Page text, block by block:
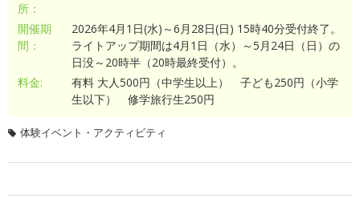
所：
開催期
間：
2026年4月1日(水)～6月28日(日) 15時40分受付終了。
ライトアップ期間は4月1日（水）～5月24日（日）の
日没～20時半（20時最終受付）。
料金:
有料 大人500円（中学生以上） 子ども250円（小学
生以下） 修学旅行生250円
体験イベント・アクティビティ